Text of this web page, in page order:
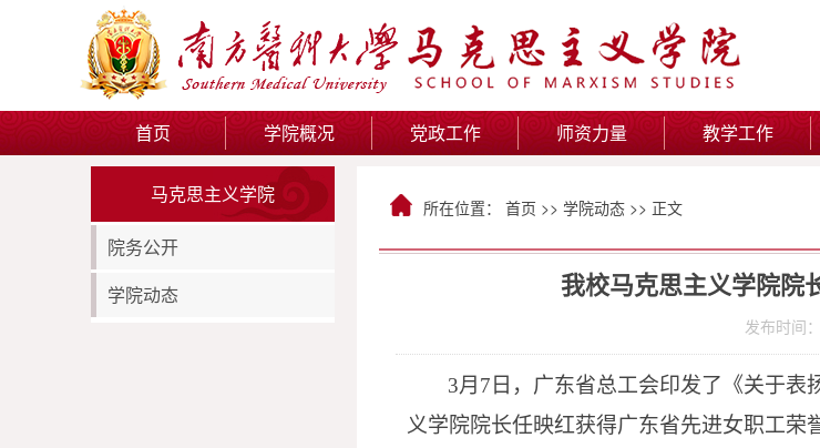
首页 学院概况 党政工作 师资力量 教学工作
马克思主义学院
院务公开
学院动态
所在位置： 首页 >> 学院动态 >> 正文
我校马克思主义学院院
发布时间
3月 7 日，广东省总工会印发了《关于
义学院院长任映红获得广东省先进女职工荣